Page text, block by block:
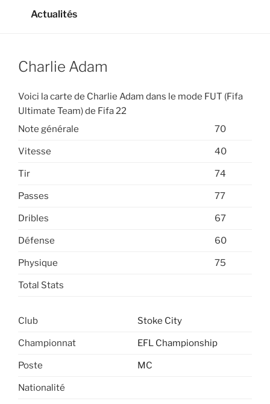
Actualités
Charlie Adam
Voici la carte de Charlie Adam dans le mode FUT (Fifa
Ultimate Team) de Fifa 22
Note générale
70
Vitesse 40
Tir 74
Passes 77
Dribles 67
Défense 60
Physique 75
Total Stats
Club Stoke City
Championnat EFL Championship
Poste MC
Nationalité